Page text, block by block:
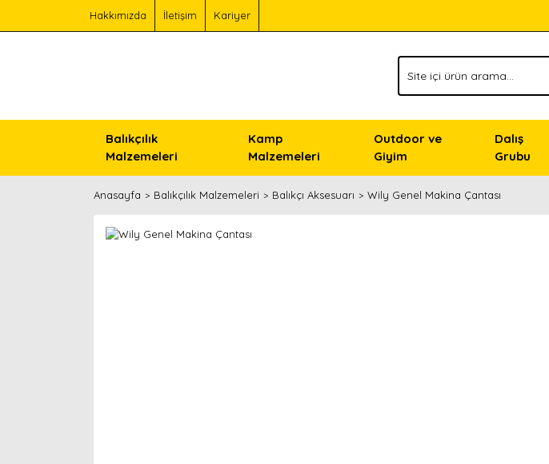
Hakkımızda İletişim Kariyer
Balıkçılık
Malzemeleri
Kamp
Malzemeleri
Outdoor ve
Giyim
Dalış
Grubu
Anasayfa Balıkçılık Malzemeleri Balıkçı Aksesuarı Wily Genel Makina Çantası